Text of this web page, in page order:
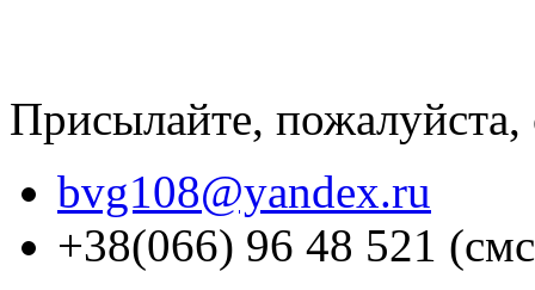
Присылайте, пожалуйста,
bvg108@yandex.ru
+38(066) 96 48 521